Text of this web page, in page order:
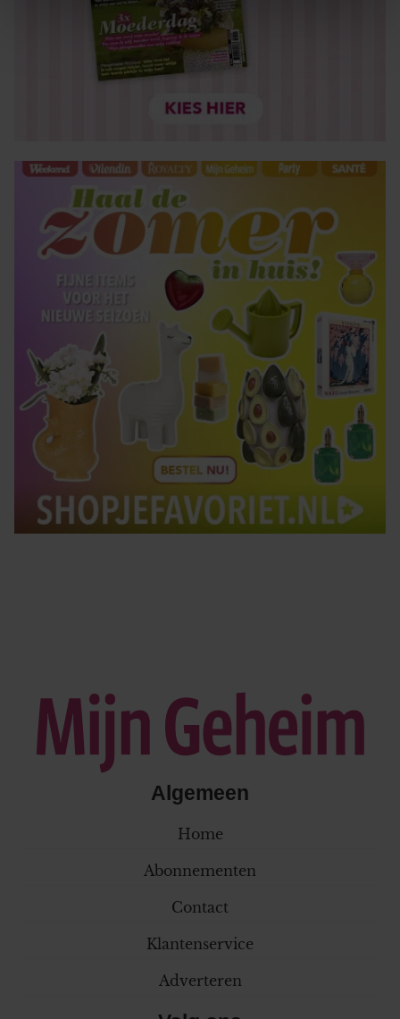
We gebruiken cookies om content en advertenties te
personaliseren, om functies voor social media te bieden
en om ons websiteverkeer te analyseren. Ook delen we
partners voor social media, adverteren en analyse. Deze
verzameld op basis van uw gebruik van hun services. U
gaat akkoord met onze cookies als u onze website blijft
gebruiken.
Algemeen
Home
Abonnementen
Contact
Klantenservice
Adverteren